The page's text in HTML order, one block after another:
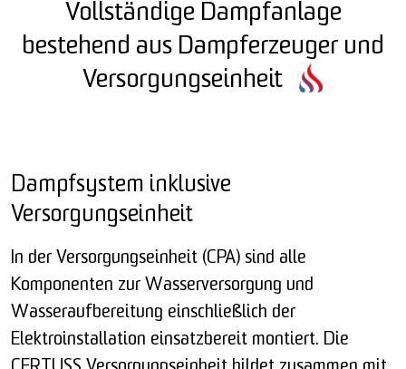
Vollständige Dampfanlage
bestehend aus Dampferzeuger und
Versorgungseinheit
Dampfsystem inklusive
Versorgungseinheit
In der Versorgungseinheit (CPA) sind alle
Komponenten zur Wasserversorgung und
Wasseraufbereitung einschließlich der
Elektroinstallation einsatzbereit montiert. Die